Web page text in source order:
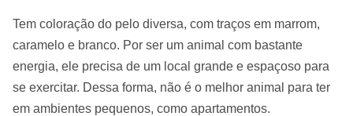
Tem coloração do pelo diversa, com traços em marrom,
caramelo e branco. Por ser um animal com bastante
energia, ele precisa de um local grande e espaçoso para
se exercitar. Dessa forma, não é o melhor animal para ter
em ambientes pequenos, como apartamentos.